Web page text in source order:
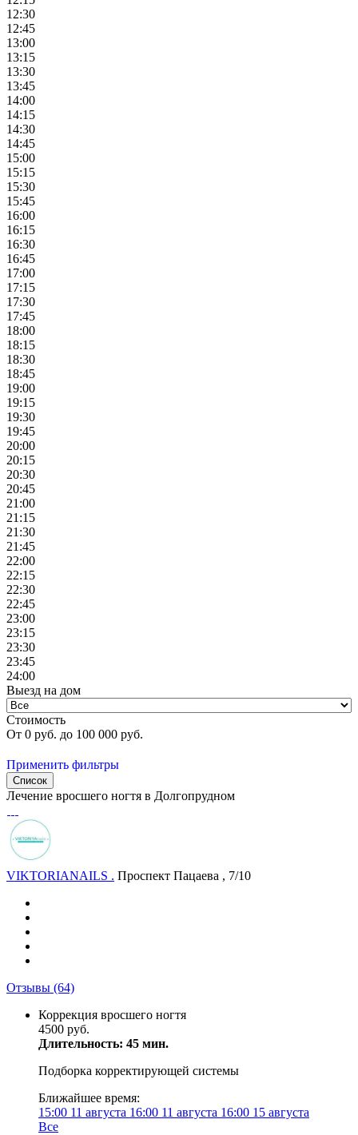
12:30
12:45
13:00
13:15
13:30
13:45
14:00
14:15
14:30
14:45
15:00
15:15
15:30
15:45
16:00
16:15
16:30
16:45
17:00
17:15
17:30
17:45
18:00
18:15
18:30
18:45
19:00
19:15
19:30
19:45
20:00
20:15
20:30
20:45
21:00
21:15
21:30
21:45
22:00
22:15
22:30
22:45
23:00
23:15
23:30
23:45
24:00
Выезд на дом
Стоимость
От 0 руб. до 100 000 руб.
Применить фильтры
Список
Лечение вросшего ногтя в Долгопрудном
VIKTORIANAILS . Проспект Пацаева , 7/10
Отзывы (64)
Коррекция вросшего ногтя
4500 руб.
Длительность: 45 мин.
Подборка корректирующей системы
Ближайшее время:
15:00 11 августа 16:00 11 августа 16:00 15 августа
Все